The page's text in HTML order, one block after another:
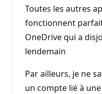
Toutes les autres
fonctionnent
OneDrive qui a
lendemain
Par ailleurs, je ne
un compte lié à